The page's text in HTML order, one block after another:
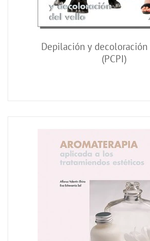
Depilación y
(PCPI)